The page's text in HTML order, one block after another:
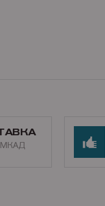
МКАД